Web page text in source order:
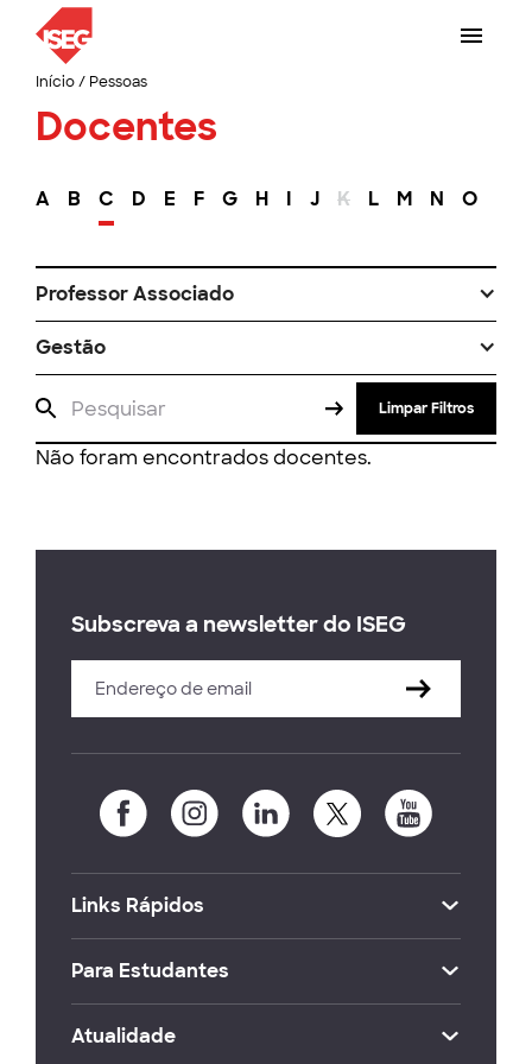
Início/ Pessoas
Docentes
A B C D E F G H I J K L M N O
Professor Associado
Gestão
Limpar Filtros
Não foram encontrados docentes.
Subscreva a newsletter do ISEG
Links Rápidos
Para Estudantes
Atualidade